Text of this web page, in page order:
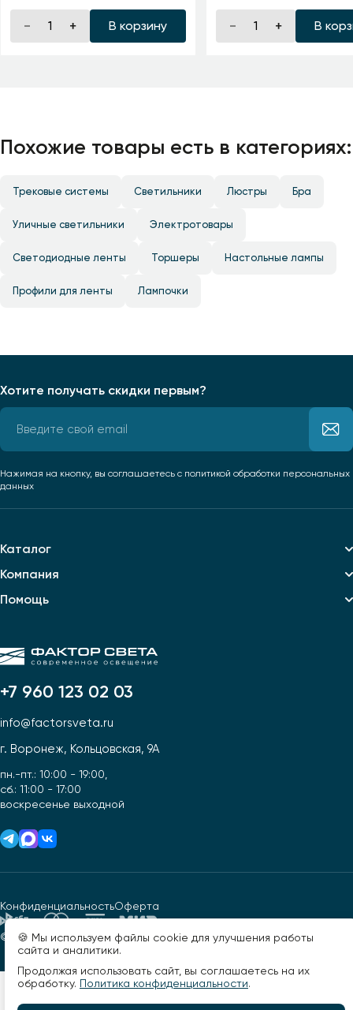
В корзину В
Похожие товары есть в категориях:
Трековые системы Светильники Люстры Бра
Уличные светильники Электротовары
Светодиодные ленты Торшеры Настольные лампы
Профили для ленты Лампочки
+7 960 123 02 03
info@factorsveta.ru
г. Воронеж, Кольцовская, 9А
пн.-пт.: 10:00 - 19:00,
сб.: 11:00 - 17:00
воскресенье выходной
Каталог
Компания
Помощь
Хотите получать скидки первым?
Нажимая на кнопку, вы соглашаетесь с политикой обработки персональных
данных
© 2026, Фактор света. Все права защищены.
КонфиденциальностьОферта
Разработано -
🍪 Мы используем файлы cookie для улучшения работы
сайта и аналитики.
Продолжая использовать сайт, вы соглашаетесь на их
обработку. Политика конфиденциальности.